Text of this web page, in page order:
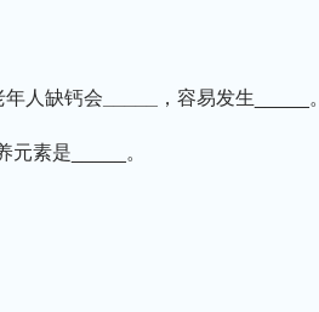
年人缺钙会 ，容易发生_____。
元素是_____。